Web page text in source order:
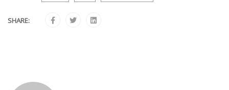
SHARE: